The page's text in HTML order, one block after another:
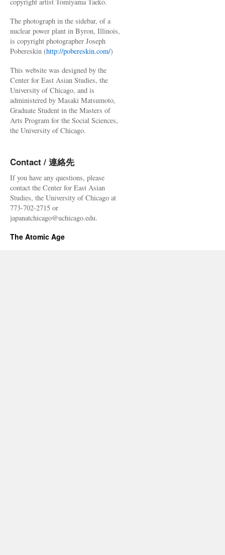
The photograph in the sidebar, of a
nuclear power plant in Byron, Illinois,
is copyright photographer Joseph
Pobereskin (http://pobereskin.com/)
This website was designed by the
Center for East Asian Studies, the
University of Chicago, and is
administered by Masaki Matsumoto,
Graduate Student in the Masters of
Arts Program for the Social Sciences,
the University of Chicago.
Contact / 連絡先
If you have any questions, please
contact the Center for East Asian
Studies, the University of Chicago at
773-702-2715 or
japanatchicago@uchicago.edu.
The Atomic Age